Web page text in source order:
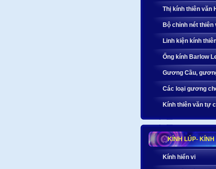
Thị kính thiên văn
Bộ chỉnh nét thiên
Linh kiện kính
Ống kính Barlow
Gương Cầu,
Các loại gương
Kính thiên văn tự
KÍNH LÚP- KÍNH
Kính hiển vi